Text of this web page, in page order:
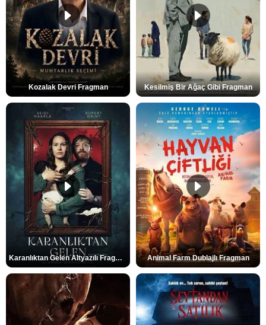
Kozalak Devri Fragman Kesilmiş Bir Ağaç Gibi Fragman
Karanlıktan Gelen Altyazılı Fragman Animal Farm Dublajlı Fragman